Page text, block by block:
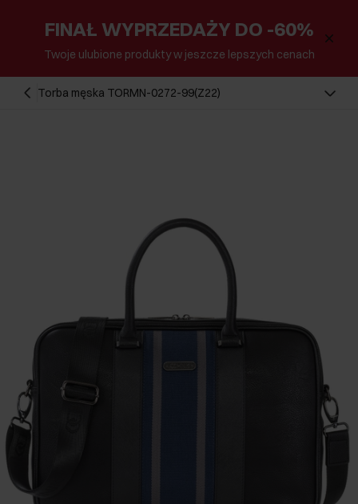
FINAŁ WYPRZEDAŻY DO -60%
Twoje ulubione produkty w jeszcze lepszych cenach
Torba męska TORMN-0272-99(Z22)